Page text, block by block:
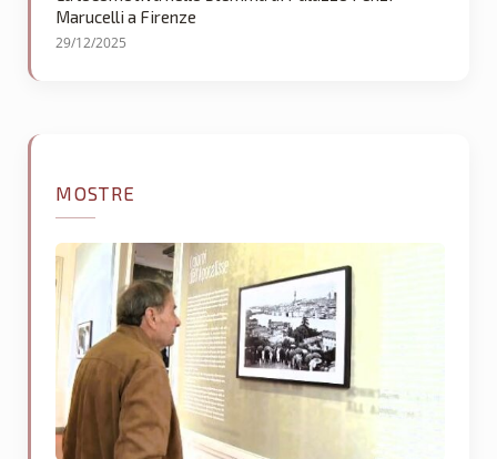
Marucelli a Firenze
29/12/2025
MOSTRE